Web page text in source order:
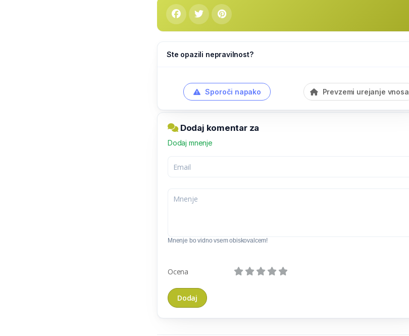
Ste opazili nepravilnost?
Sporoči napako Prevzemi urejanje vnosa
Dodaj komentar za
Dodaj mnenje
Mnenje bo vidno vsem obiskovalcem!
Ocena